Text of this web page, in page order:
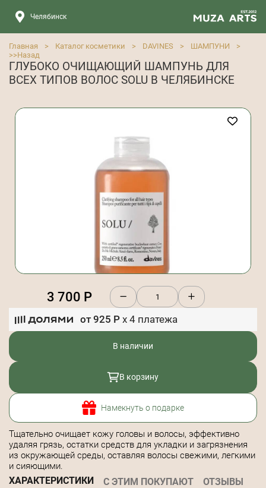
Челябинск
Главная > Каталог косметики > DAVINES > ШАМПУНИ
>
>>Назад
ГЛУБОКО ОЧИЩАЮЩИЙ ШАМПУНЬ ДЛЯ
ВСЕХ ТИПОВ ВОЛОС SOLU В ЧЕЛЯБИНСКЕ
3 700 Р
от 925 Р x 4 платежа
В наличии
В корзину
Намекнуть о подарке
Тщательно очищает кожу головы и волосы, эффективно
удаляя грязь, остатки средств для укладки и загрязнения
из окружающей среды, оставляя волосы свежими, легкими
и сияющими.
ХАРАКТЕРИСТИКИ С ЭТИМ ПОКУПАЮТ ОТЗЫВЫ